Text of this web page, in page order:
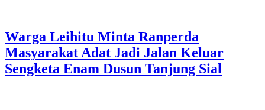
Warga Leihitu Minta Ranperda
Masyarakat Adat Jadi Jalan Keluar
Sengketa Enam Dusun Tanjung Sial